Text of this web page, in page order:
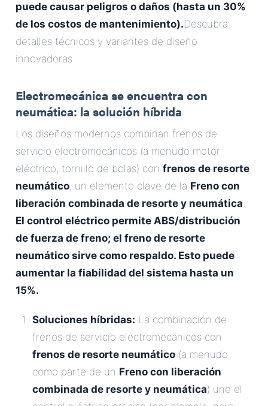
puede causar peligros o daños (hasta un 30%
de los costos de mantenimiento).Descubra
detalles técnicos y variantes de diseño
innovadoras
Electromecánica se encuentra con
neumática: la solución híbrida
Los diseños modernos combinan frenos de
servicio electromecánicos (a menudo motor
eléctrico, tornillo de bolas) con frenos de resorte
neumático, un elemento clave de la Freno con
liberación combinada de resorte y neumática.
El control eléctrico permite ABS/distribución
de fuerza de freno; el freno de resorte
neumático sirve como respaldo. Esto puede
aumentar la fiabilidad del sistema hasta un
15%.
Soluciones híbridas: La combinación de
frenos de servicio electromecánicos con
frenos de resorte neumático (a menudo
como parte de un Freno con liberación
combinada de resorte y neumática) une el